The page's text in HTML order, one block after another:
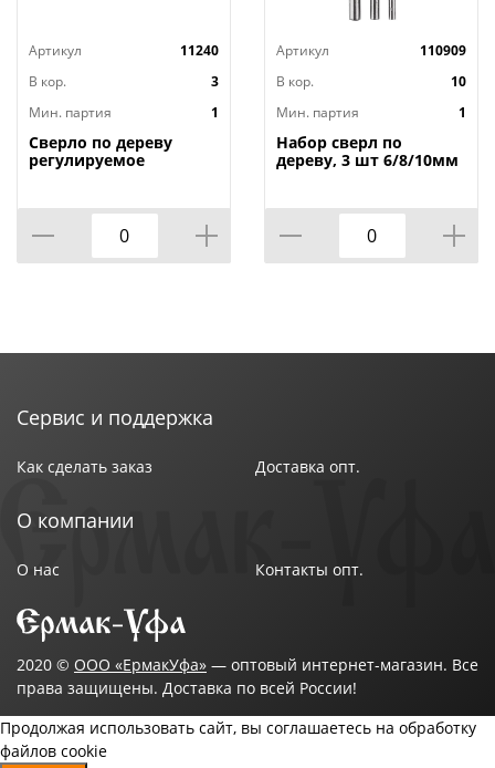
Артикул
11240
В кор.
3
Мин. партия
1
Сверло по дереву
регулируемое
Артикул
110909
В кор.
10
Мин. партия
1
Набор сверл по
дереву, 3 шт 6/8/10мм
MASTER ЕРМАК, 1/200
Сервис и поддержка
Как сделать заказ Доставка опт.
О компании
О нас Контакты опт.
2020 © ООО «ЕрмакУфа» — оптовый интернет-магазин. Все
права защищены. Доставка по всей России!
Продолжая использовать сайт, вы соглашаетесь на обработку
файлов cookie